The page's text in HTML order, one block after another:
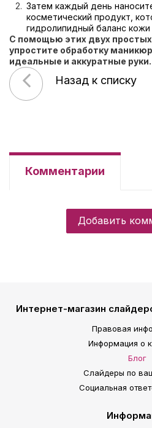
Затем каждый день
косметический продукт,
гидролипидный баланс кожи
С помощью этих двух
упростите обработку
идеальные и аккуратные руки.
Назад к списку
Комментарии
Добавить
Интернет-магазин
Правовая
Информация о
Блог
Слайдеры по
Социальная